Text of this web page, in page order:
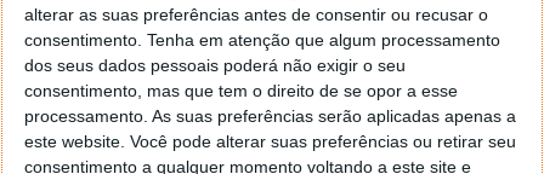
alterar as suas preferências antes de consentir ou recusar o
consentimento. Tenha em atenção que algum processamento
dos seus dados pessoais poderá não exigir o seu
consentimento, mas que tem o direito de se opor a esse
processamento. As suas preferências serão aplicadas apenas a
este website. Você pode alterar suas preferências ou retirar seu
consentimento a qualquer momento voltando a este site e
Vítor M.
@Rui
Tens de encontrar o que te falei. Faz da seguinte maneira,
janela iniciar e no topo dessa janela com o botão direito do
rato faz propriedades. Depois no separador Menu ‘Iniciar’
clica no botão ‘Personalizar’ aí encontrarás no separador